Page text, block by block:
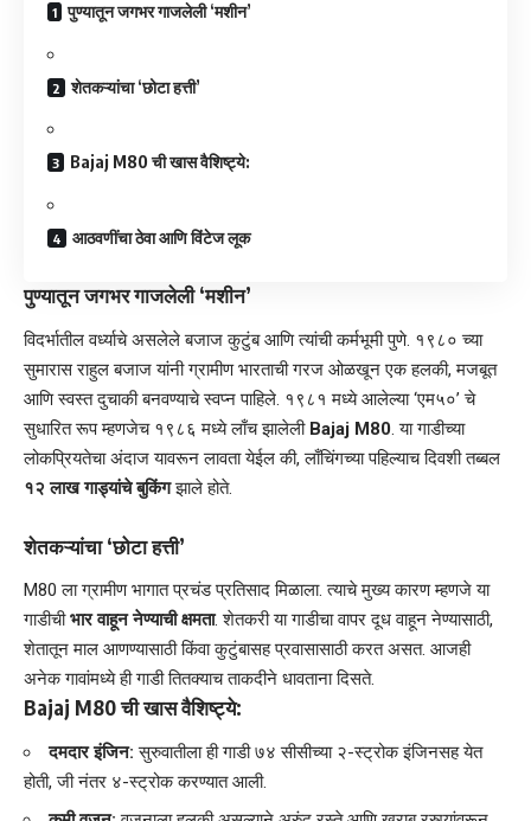
​पुण्यातून जगभर गाजलेली ‘मशीन’
​शेतकऱ्यांचा ‘छोटा हत्ती’
​Bajaj M80 ची खास वैशिष्ट्ये:
​आठवणींचा ठेवा आणि विंटेज लूक
पुण्यातून जगभर गाजलेली ‘मशीन’
​विदर्भातील वर्ध्याचे असलेले बजाज कुटुंब आणि त्यांची कर्मभूमी पुणे. १९८० च्या
सुमारास राहुल बजाज यांनी ग्रामीण भारताची गरज ओळखून एक हलकी, मजबूत
आणि स्वस्त दुचाकी बनवण्याचे स्वप्न पाहिले. १९८१ मध्ये आलेल्या ‘एम५०’ चे
सुधारित रूप म्हणजेच १९८६ मध्ये लाँच झालेली Bajaj M80. या गाडीच्या
लोकप्रियतेचा अंदाज यावरून लावता येईल की, लाँचिंगच्या पहिल्याच दिवशी तब्बल
१२ लाख गाड्यांचे बुकिंगझाले होते.
शेतकऱ्यांचा ‘छोटा हत्ती’
​M80 ला ग्रामीण भागात प्रचंड प्रतिसाद मिळाला. त्याचे मुख्य कारण म्हणजे या
गाडीचीभार वाहून नेण्याची क्षमता. शेतकरी या गाडीचा वापर दूध वाहून नेण्यासाठी,
शेतातून माल आणण्यासाठी किंवा कुटुंबासह प्रवासासाठी करत असत. आजही
अनेक गावांमध्ये ही गाडी तितक्याच ताकदीने धावताना दिसते.
Bajaj M80 ची खास वैशिष्ट्ये:
दमदार इंजिन: सुरुवातीला ही गाडी ७४ सीसीच्या २-स्ट्रोक इंजिनसह येत
होती, जी नंतर ४-स्ट्रोक करण्यात आली.